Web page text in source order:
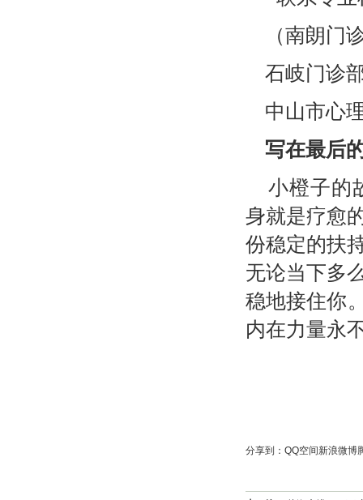
（南朗门
石岐门诊
中山市心
写在最后
小橙子的
身就是疗愈
份稳定的扶
无论当下多
稳地接住你
内在力量永
分享到： QQ空间新浪微博